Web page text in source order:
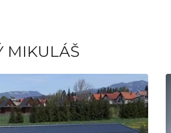
MIKULÁŠ